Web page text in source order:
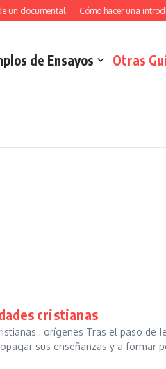
Cómo hacer una
de Ensayos Otras
cristianas
: orígenes Tras el paso de
sus enseñanzas y a formar